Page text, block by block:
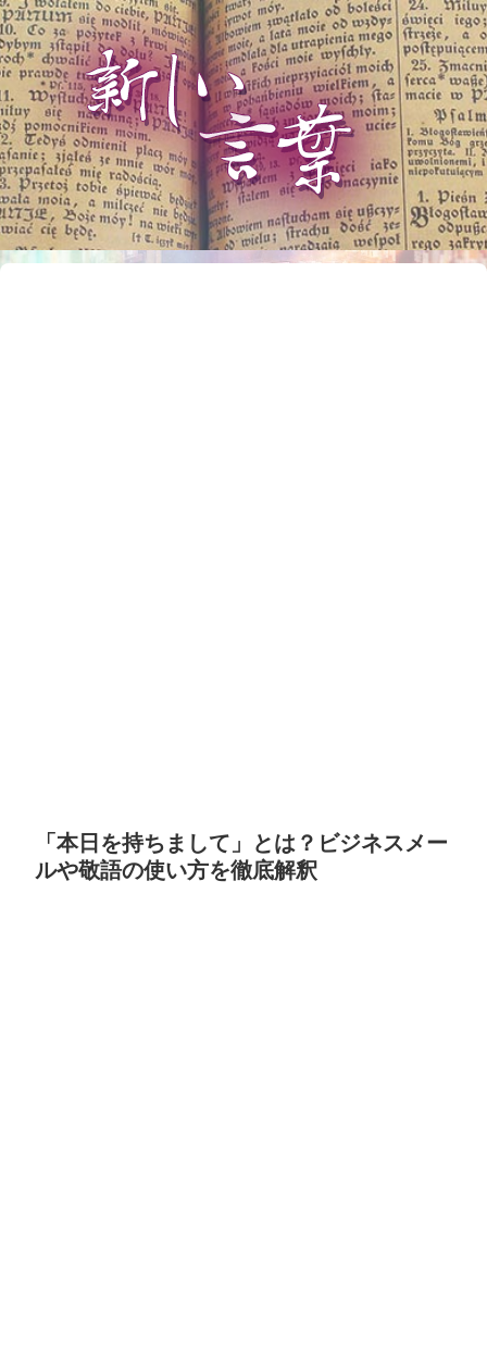
「本日を持ちまして」とは？ビジネスメー
ルや敬語の使い方を徹底解釈